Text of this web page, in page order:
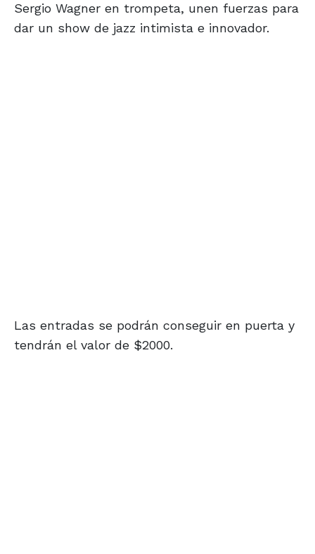
Sergio Wagner en trompeta, unen fuerzas para
dar un show de jazz intimista e innovador.
Las entradas se podrán conseguir en puerta y
tendrán el valor de $2000.